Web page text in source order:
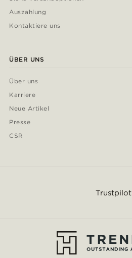
Auszahlung
Kontaktiere uns
ÜBER UNS
Über uns
Karriere
Neue Artikel
Presse
CSR
Trustpilot